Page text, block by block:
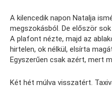
A kilencedik napon Natalja
megszokásból. De először
A plafont nézte, majd az
hirtelen, ok nélkül, elsírta
Egyszerűen csak azért, mert
Két hét múlva visszatért.